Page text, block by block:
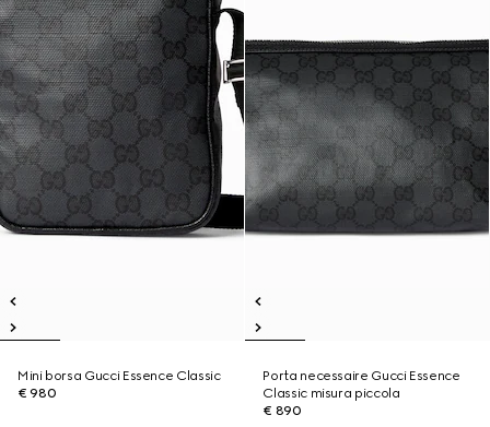
Mini borsa Gucci Essence Classic
€ 980
Porta necessaire Gucci Essence
Classic misura piccola
€ 890